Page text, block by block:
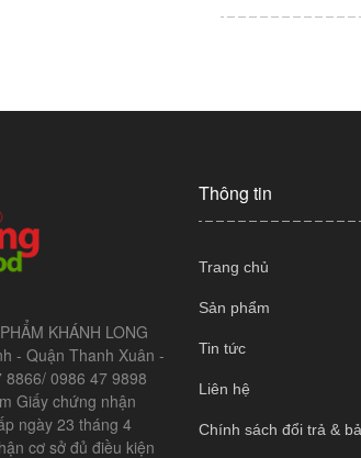
KHÁNH LONG
- Quận Thanh Xuân -
0986 47 9898
Giấy chứng nhận
ngày 23 tháng 4
cơ sở đủ điều kiện
Thông tin
Trang chủ
Sản phẩm
Tin tức
Liên hệ
Chính sách đổi trả &